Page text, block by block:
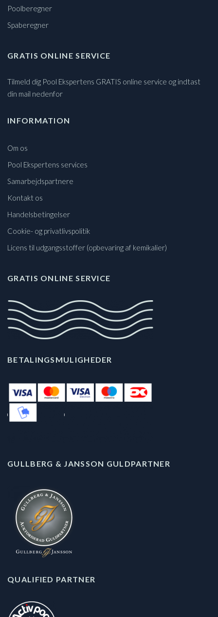
Poolberegner
Spaberegner
GRATIS ONLINE SERVICE
Tilmeld dig Pool Ekspertens GRATIS online service og indtast
din mail nedenfor
INFORMATION
Om os
Pool Ekspertens services
Samarbejdspartnere
Kontakt os
Handelsbetingelser
Cookie- og privatlivspolitik
Licens til udgangsstoffer (opbevaring af kemikalier)
GRATIS ONLINE SERVICE
BETALINGSMULIGHEDER
GULLBERG & JANSSON GULDPARTNER
QUALIFIED PARTNER